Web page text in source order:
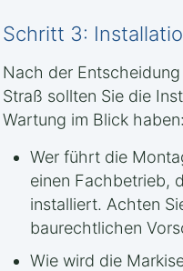
Schritt 3:
Nach der
Straß sollten Sie die
Wartung im Blick
Wer führt die
einen Fachbetrieb,
installiert. Achten
baurechtlichen
Wie wird die